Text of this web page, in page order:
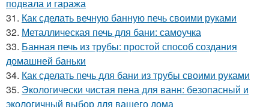
подвала и гаража
31. Как сделать вечную банную печь своими руками
32. Металлическая печь для бани: самоучка
33. Банная печь из трубы: простой способ создания
домашней баньки
34. Как сделать печь для бани из трубы своими руками
35. Экологически чистая пена для ванн: безопасный и
экологичный выбор для вашего дома